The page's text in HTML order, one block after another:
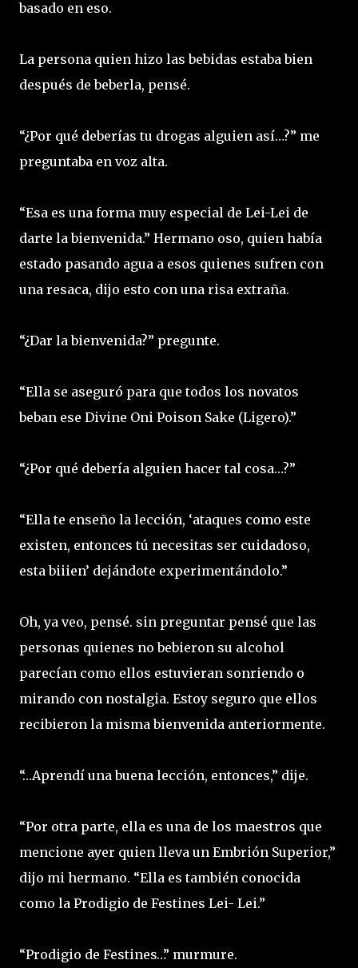
basado en eso.
La persona quien hizo las bebidas estaba bien
después de beberla, pensé.
“¿Por qué deberías tu drogas alguien así…?” me
preguntaba en voz alta.
“Esa es una forma muy especial de Lei-Lei de
darte la bienvenida.” Hermano oso, quien había
estado pasando agua a esos quienes sufren con
una resaca, dijo esto con una risa extraña.
“¿Dar la bienvenida?” pregunte.
“Ella se aseguró para que todos los novatos
beban ese Divine Oni Poison Sake (Ligero).”
“¿Por qué debería alguien hacer tal cosa…?”
“Ella te enseño la lección, ‘ataques como este
existen, entonces tú necesitas ser cuidadoso,
esta biiien’ dejándote experimentándolo.”
Oh, ya veo, pensé. sin preguntar pensé que las
personas quienes no bebieron su alcohol
parecían como ellos estuvieran sonriendo o
mirando con nostalgia. Estoy seguro que ellos
recibieron la misma bienvenida anteriormente.
“…Aprendí una buena lección, entonces,” dije.
“Por otra parte, ella es una de los maestros que
mencione ayer quien lleva un Embrión Superior,”
dijo mi hermano. “Ella es también conocida
como la Prodigio de Festines Lei- Lei.”
“Prodigio de Festines…” murmure.